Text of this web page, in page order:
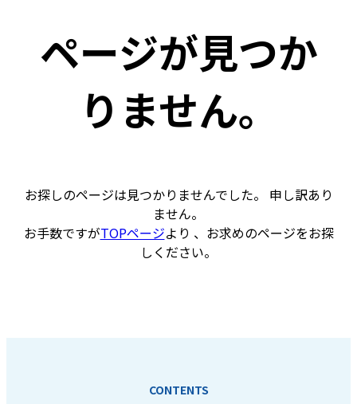
ページが見つか
りません。
お探しのページは見つかりませんでした。 申し訳あり
ません。
お手数ですがTOPページより 、お求めのページをお探
しください。
CONTENTS